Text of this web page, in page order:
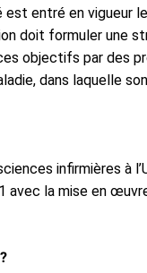
est entré en vigueur
doit formuler une
objectifs par des
dans laquelle
infirmières à
avec la mise en